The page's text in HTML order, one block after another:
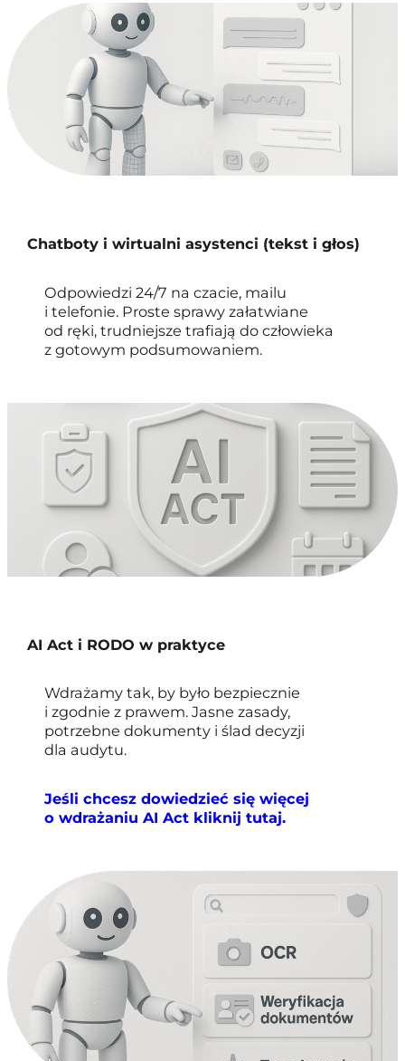
Chatboty i wirtualni asystenci (tekst i głos)
Odpowiedzi 24/7 na czacie, mailu
i telefonie. Proste sprawy załatwiane
od ręki, trudniejsze trafiają do człowieka
z gotowym podsumowaniem.
AI Act i RODO w praktyce
Wdrażamy tak, by było bezpiecznie
i zgodnie z prawem. Jasne zasady,
potrzebne dokumenty i ślad decyzji
dla audytu.
Jeśli chcesz dowiedzieć się więcej
o wdrażaniu AI Act kliknij tutaj.